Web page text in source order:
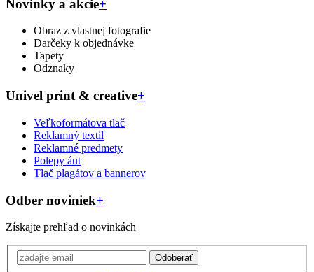
Novinky a akcie+
Obraz z vlastnej fotografie
Darčeky k objednávke
Tapety
Odznaky
Univel print & creative+
Veľkoformátova tlač
Reklamný textil
Reklamné predmety
Polepy áut
Tlač plagátov a bannerov
Odber noviniek+
Získajte prehľad o novinkách
Odoberať